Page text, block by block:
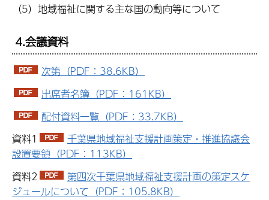
（5）地域福祉に関する主な国の動向等について
4.会議資料
次第（PDF：38.6KB）
出席者名簿（PDF：161KB）
配付資料一覧（PDF：33.7KB）
資料1
千葉県地域福祉支援計画策定・推進協議会
設置要領（PDF：113KB）
資料2
第四次千葉県地域福祉支援計画の策定スケ
ジュールについて（PDF：105.8KB）